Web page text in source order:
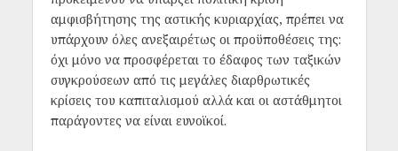
αμφισβήτησης της αστικής κυριαρχίας, πρέπει να
υπάρχουν όλες ανεξαιρέτως οι προϋποθέσεις της:
όχι μόνο να προσφέρεται το έδαφος των ταξικών
συγκρούσεων από τις μεγάλες διαρθρωτικές
κρίσεις του καπιταλισμού αλλά και οι αστάθμητοι
παράγοντες να είναι ευνοϊκοί.